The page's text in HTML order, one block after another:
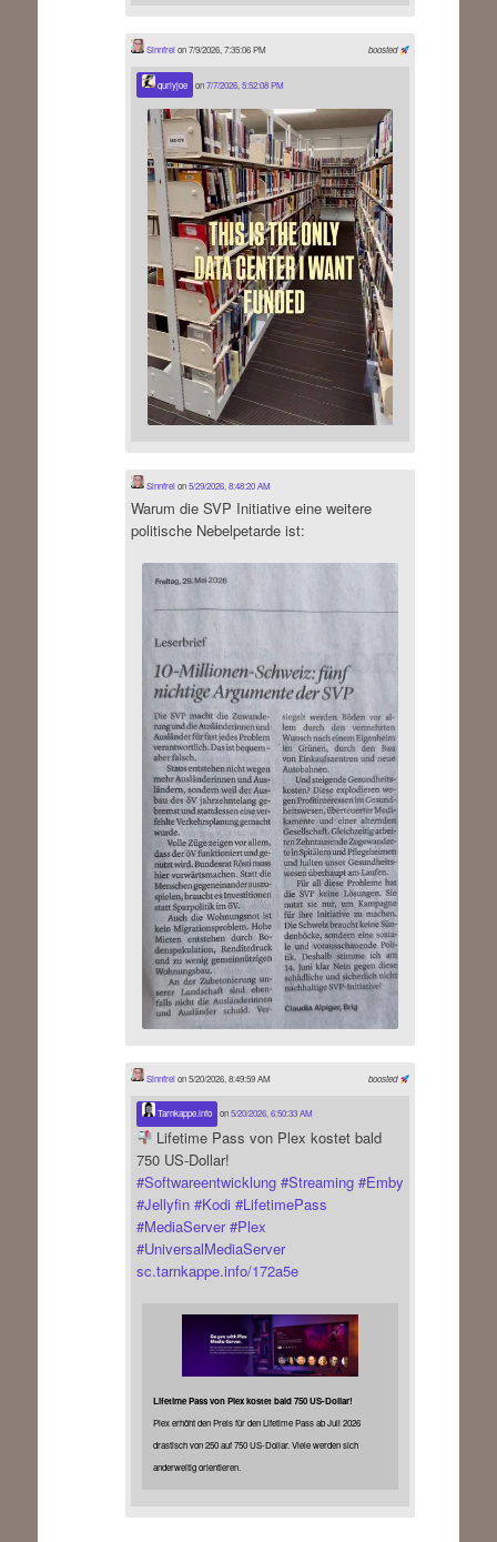
boosted
Sinnfreion 7/9/2026, 7:35:06 PM
qurlyjoe on7/7/2026, 5:52:08 PM
Sinnfreion5/29/2026, 8:48:20 AM
Warum die SVP Initiative eine weitere
politische Nebelpetarde ist:
boosted
Sinnfreion 5/20/2026, 8:49:59 AM
Tarnkappe.info on5/20/2026, 6:50:33 AM
Lifetime Pass von Plex kostet bald
750 US-Dollar!
#Softwareentwicklung #Streaming #Emby
#Jellyfin #Kodi #LifetimePass
#MediaServer #Plex
#UniversalMediaServer
sc.tarnkappe.info/172a5e
Lifetime Pass von Plex kostet bald 750 US-Dollar!
Plex erhöht den Preis für den Lifetime Pass ab Juli 2026
drastisch von 250 auf 750 US-Dollar. Viele werden sich
anderweitig orientieren.